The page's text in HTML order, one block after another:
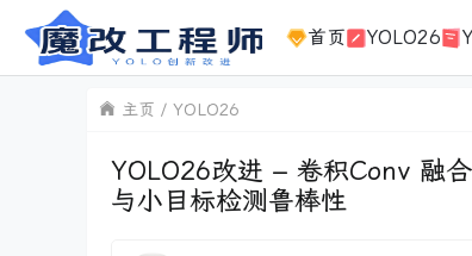
首页 YOLO26
主页 YOLO26
YOLO26改进 – 卷积Conv 融
与小目标检测鲁棒性